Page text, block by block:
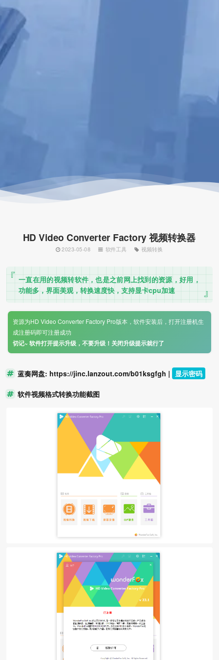
HD Video Converter Factory 视频转换器
2023-05-08 软件工具 视频转换
一直在用的视频转软件，也是之前网上找到的资源，好用，
功能多，界面美观，转换速度快，支持显卡cpu加速
资源为HD Video Converter Factory Pro版本，软件安装后，打开注册机生
成注册码即可注册成功
切记~ 软件打开提示升级，不要升级！关闭升级提示就行了
蓝奏网盘: https://jinc.lanzout.com/b01ksgfgh | 显示密码
软件视频格式转换功能截图